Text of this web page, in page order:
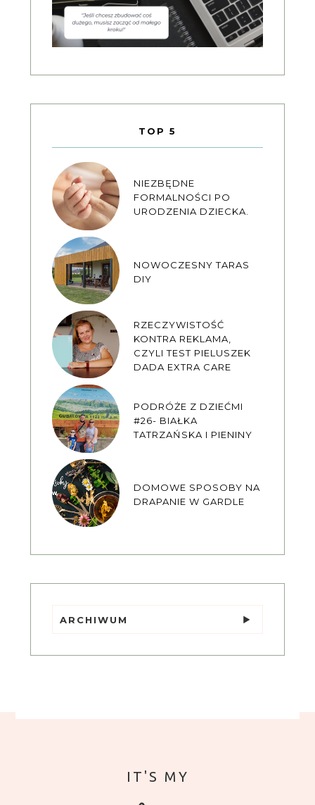
TOP 5
NIEZBĘDNE
FORMALNOŚCI PO
URODZENIA DZIECKA.
NOWOCZESNY TARAS
DIY
RZECZYWISTOŚĆ
KONTRA REKLAMA,
CZYLI TEST PIELUSZEK
DADA EXTRA CARE
PODRÓŻE Z DZIEĆMI
#26- BIAŁKA
TATRZAŃSKA I PIENINY
DOMOWE SPOSOBY NA
DRAPANIE W GARDLE
ARCHIWUM